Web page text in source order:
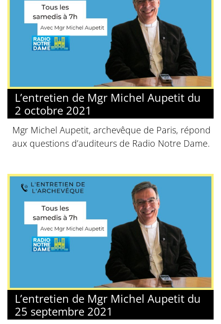
L’entretien de Mgr Michel Aupetit du
2 octobre 2021
Mgr Michel Aupetit, archevêque de Paris, répond
aux questions d’auditeurs de Radio Notre Dame.
L’entretien de Mgr Michel Aupetit du
25 septembre 2021